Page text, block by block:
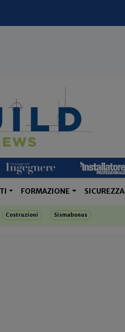
FORMAZIONE SICUREZZA
Costruzioni Sismabonus